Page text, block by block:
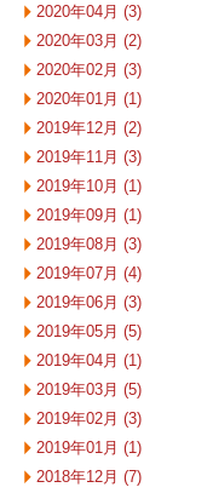
2020年04月 (3)
2020年03月 (2)
2020年02月 (3)
2020年01月 (1)
2019年12月 (2)
2019年11月 (3)
2019年10月 (1)
2019年09月 (1)
2019年08月 (3)
2019年07月 (4)
2019年06月 (3)
2019年05月 (5)
2019年04月 (1)
2019年03月 (5)
2019年02月 (3)
2019年01月 (1)
2018年12月 (7)